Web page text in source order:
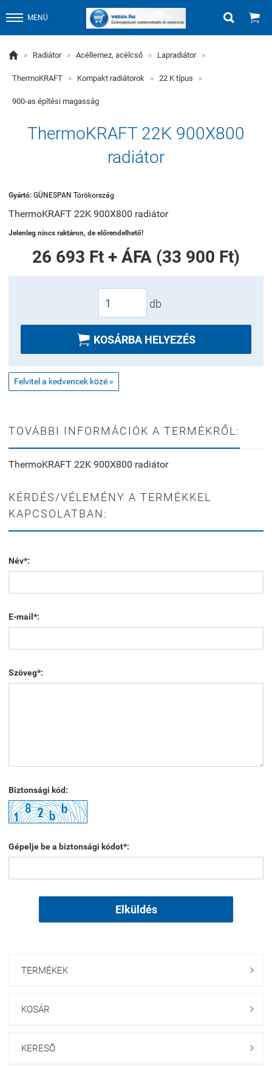
MENÜ  
 » Radiátor » Acéllemez, acélcső » Lapradiátor »
ThermoKRAFT » Kompakt radiátorok » 22 K típus »
900-as építési magasság
ThermoKRAFT 22K 900X800
radiátor
Gyártó: GÜNESPAN Törökország
ThermoKRAFT 22K 900X800 radiátor
Jelenleg nincs raktáron, de előrendelhető!
26 693 Ft + ÁFA (33 900 Ft)
db
 KOSÁRBA HELYEZÉS
Felvitel a kedvencek közé »
TOVÁBBI INFORMÁCIÓK A TERMÉKRŐL:
ThermoKRAFT 22K 900X800 radiátor
KÉRDÉS/VÉLEMÉNY A TERMÉKKEL
KAPCSOLATBAN:
Név*:
E-mail*:
Szöveg*:
Biztonsági kód:
Gépelje be a biztonsági kódot*:
Elküldés
TERMÉKEK 
KOSÁR 
KERESŐ 